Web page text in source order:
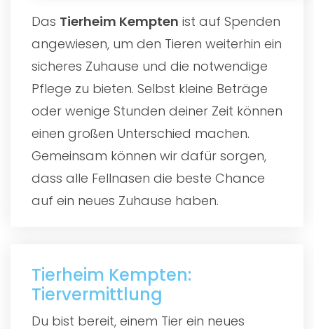
Das Tierheim Kempten ist auf Spenden
angewiesen, um den Tieren weiterhin ein
sicheres Zuhause und die notwendige
Pflege zu bieten. Selbst kleine Beträge
oder wenige Stunden deiner Zeit können
einen großen Unterschied machen.
Gemeinsam können wir dafür sorgen,
dass alle Fellnasen die beste Chance
auf ein neues Zuhause haben.
Tierheim Kempten:
Tiervermittlung
Du bist bereit, einem Tier ein neues